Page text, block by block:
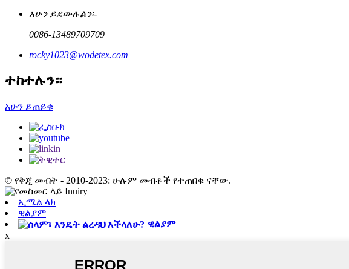
አሁን ይደውሉልን፡-
0086-13489709709
rocky1023@wodetex.com
ተከተሉን።
አሁን ይጠይቁ
© የቅጂ መብት - 2010-2023: ሁሉም መብቶች የተጠበቁ ናቸው.
ኢሜል ላክ
ዊልያም
ዊልያም
x